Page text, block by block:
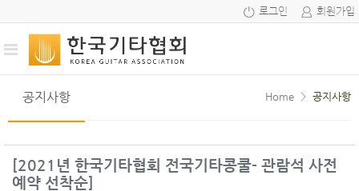
로그인 회원가입
공지사항 Home > 공지사항
[2021년 한국기타협회 전국기타콩쿨- 관람석 사전
예약 선착순]